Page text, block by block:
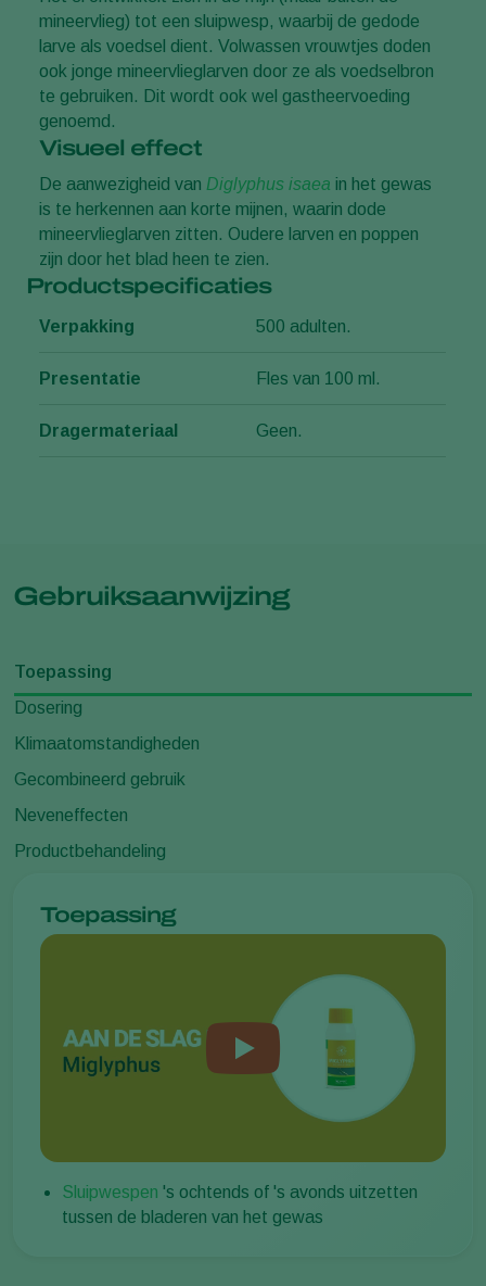
mineervlieg) tot een sluipwesp, waarbij de gedode
larve als voedsel dient. Volwassen vrouwtjes doden
ook jonge mineervlieglarven door ze als voedselbron
te gebruiken. Dit wordt ook wel gastheervoeding
genoemd.
Visueel effect
De aanwezigheid van Diglyphus isaea in het gewas
is te herkennen aan korte mijnen, waarin dode
mineervlieglarven zitten. Oudere larven en poppen
zijn door het blad heen te zien.
Productspecificaties
Verpakking 500 adulten.
Presentatie Fles van 100 ml.
Dragermateriaal Geen.
Gebruiksaanwijzing
Toepassing
Dosering
Klimaatomstandigheden
Gecombineerd gebruik
Neveneffecten
Productbehandeling
Toepassing
Sluipwespen 's ochtends of 's avonds uitzetten
tussen de bladeren van het gewas